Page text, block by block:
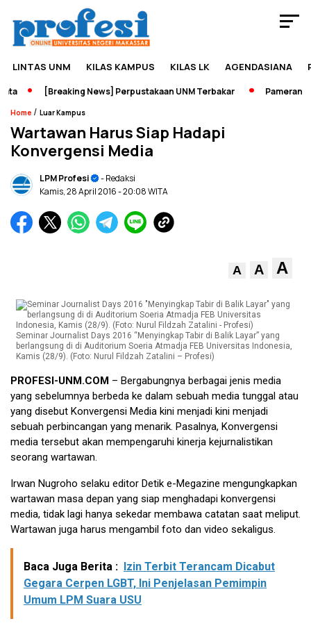
LINTAS UNM KILAS KAMPUS KILAS LK AGENDASIANA
[Breaking News] Perpustakaan UNM Terbakar Pameran
Home / Luar Kampus
Wartawan Harus Siap Hadapi
Konvergensi Media
LPM Profesi
- Redaksi
Kamis, 28 April 2016- 20:08 WITA
A A A
Seminar Journalist Days 2016 “Menyingkap Tabir di Balik Layar” yang
berlangsung di di Auditorium Soeria Atmadja FEB Universitas Indonesia,
Kamis (28/9). (Foto: Nurul Fildzah Zatalini – Profesi)
PROFESI-UNM.COM – Bergabungnya berbagai jenis media
yang sebelumnya berbeda ke dalam sebuah media tunggal atau
yang disebut Konvergensi Media kini menjadi kini menjadi
sebuah perbincangan yang menarik. Pasalnya, Konvergensi
media tersebut akan mempengaruhi kinerja kejurnalistikan
seorang wartawan.
Irwan Nugroho selaku editor Detik e-Megazine mengungkapkan
wartawan masa depan yang siap menghadapi konvergensi
media, tidak lagi hanya sekedar membawa catatan saat meliput.
Wartawan juga harus mengambil foto dan video sekaligus.
Baca Juga Berita :
Izin Terbit Terancam Dicabut
Gegara Cerpen LGBT, Ini Penjelasan Pemimpin
Umum LPM Suara USU